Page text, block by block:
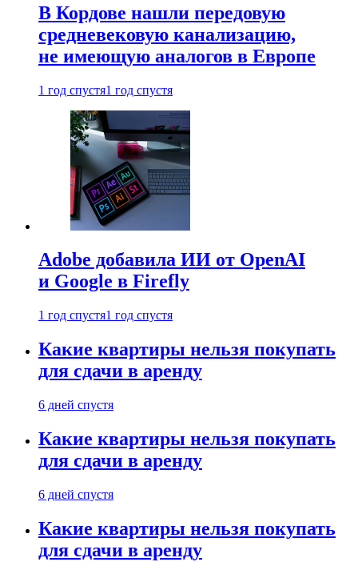
В Кордове нашли передовую
средневековую канализацию,
не имеющую аналогов в Европе
1 год спустя1 год спустя
Adobe добавила ИИ от OpenAI
и Google в Firefly
1 год спустя1 год спустя
Какие квартиры нельзя покупать
для сдачи в аренду
6 дней спустя
Какие квартиры нельзя покупать
для сдачи в аренду
6 дней спустя
Какие квартиры нельзя покупать
для сдачи в аренду